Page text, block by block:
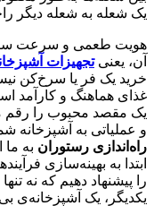
یک شعله به شعله دیگر
هویت طعمی و سرعت
آن، یعنیتجهیزات
خرید یک فر یا سرخ‌کن
غذای هماهنگ و کارآمد
یک مقصد محبوب را رقم
و عملیاتی به
راه‌اندازی رستوران به
ابتدا به بهینه‌سازی
را پیشنهاد دهیم که نه
یکدیگر، یک آشپزخانه‌ی